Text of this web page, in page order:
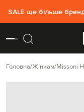
SALE ще більше
Головна Жінкам Missoni